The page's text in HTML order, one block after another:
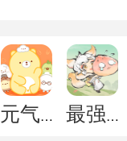
元气食堂最强